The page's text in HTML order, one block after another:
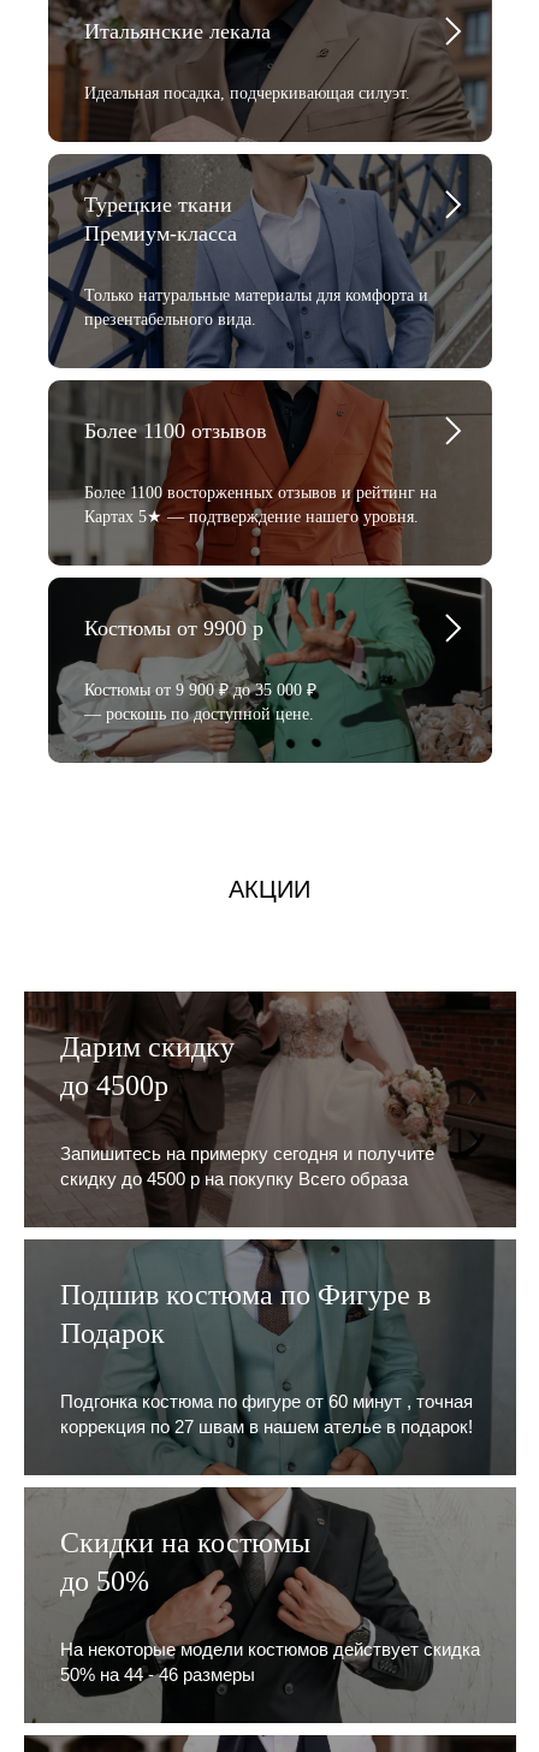
Итальянские лекала
Идеальная посадка, подчеркивающая силуэт.
Турецкие ткани
Премиум-класса
Только натуральные материалы для комфорта и
презентабельного вида.
Более 1100 отзывов
Более 1100 восторженных отзывов и рейтинг на
Картах 5★ — подтверждение нашего уровня.
Костюмы от 9900 р
Костюмы от 9 900 ₽ до 35 000 ₽
— роскошь по доступной цене.
АКЦИИ
Дарим скидку
до 4500р
Запишитесь на примерку сегодня и получите
скидку до 4500 р на покупку Всего образа
Подшив костюма по Фигуре в
Подарок
Подгонка костюма по фигуре от 60 минут , точная
коррекция по 27 швам в нашем ателье в подарок!
Скидки на костюмы
до 50%
На некоторые модели костюмов действует скидка
50% на 44 - 46 размеры